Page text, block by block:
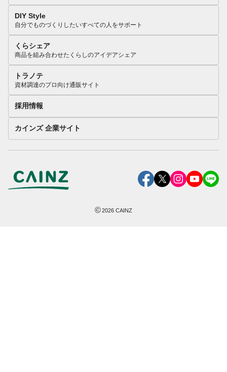
DIY Style
自分でものづくりしたいすべての人をサポート
くらシェア
商品を組み合わせたくらしのアイデアシェア
トラノテ
資材調達のプロ向け通販サイト
採用情報
カインズ 企業サイト
©2026 CAINZ